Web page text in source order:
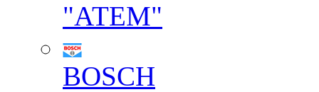
"АТЕМ"
BOSCH